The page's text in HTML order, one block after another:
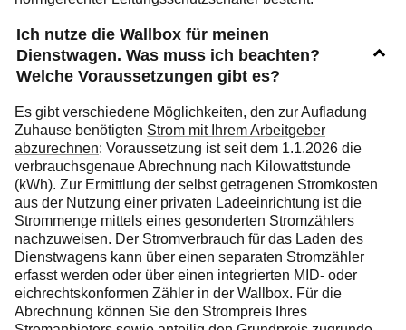
Ich nutze die Wallbox für meinen
Dienstwagen. Was muss ich beachten?
Welche Voraussetzungen gibt es?
Es gibt verschiedene Möglichkeiten, den zur Aufladung
Zuhause benötigten Strom mit Ihrem Arbeitgeber
abzurechnen: Voraussetzung ist seit dem 1.1.2026 die
verbrauchsgenaue Abrechnung nach Kilowattstunde
(kWh). Zur Ermittlung der selbst getragenen Stromkosten
aus der Nutzung einer privaten Ladeeinrichtung ist die
Strommenge mittels eines gesonderten Stromzählers
nachzuweisen. Der Stromverbrauch für das Laden des
Dienstwagens kann über einen separaten Stromzähler
erfasst werden oder über einen integrierten MID- oder
eichrechtskonformen Zähler in der Wallbox. Für die
Abrechnung können Sie den Strompreis Ihres